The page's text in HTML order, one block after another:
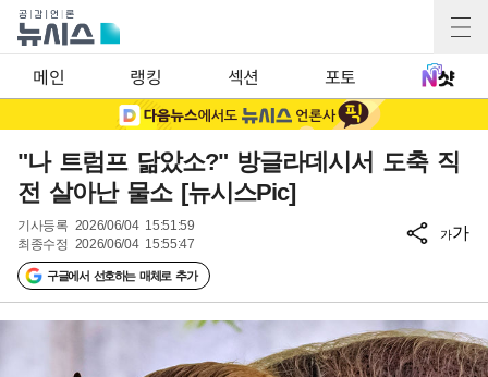
메인 랭킹 섹션 포토
"나 트럼프 닮았소?" 방글라데시서 도축 직
전 살아난 물소 [뉴시스Pic]
기사등록 2026/06/04 15:51:59
최종수정 2026/06/04 15:55:47
구글에서 선호하는 매체로 추가
가가